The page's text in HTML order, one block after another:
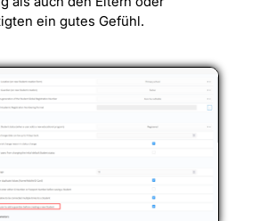
ein gutes Gefühl.